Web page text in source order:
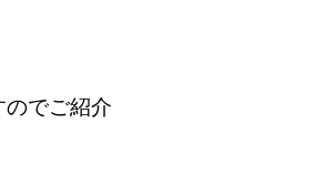
のでご紹介